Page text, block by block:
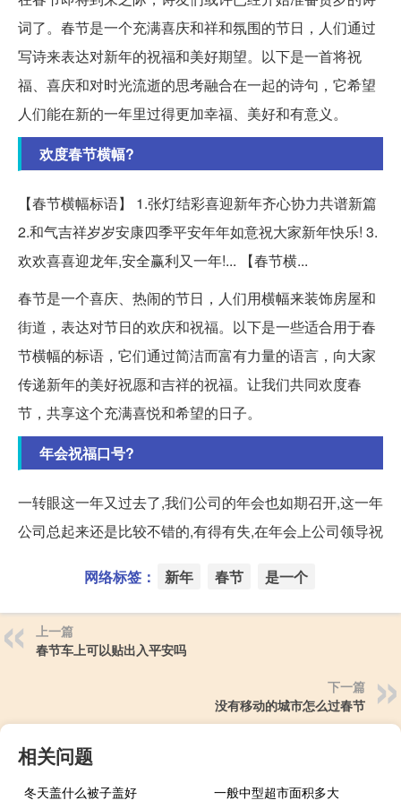
词了。春节是一个充满喜庆和祥和氛围的节日，人们通过
写诗来表达对新年的祝福和美好期望。以下是一首将祝
福、喜庆和对时光流逝的思考融合在一起的诗句，它希望
人们能在新的一年里过得更加幸福、美好和有意义。
欢度春节横幅?
【春节横幅标语】 1.张灯结彩喜迎新年齐心协力共谱新篇
2.和气吉祥岁岁安康四季平安年年如意祝大家新年快乐! 3.
欢欢喜喜迎龙年,安全赢利又一年!... 【春节横...
春节是一个喜庆、热闹的节日，人们用横幅来装饰房屋和
街道，表达对节日的欢庆和祝福。以下是一些适合用于春
节横幅的标语，它们通过简洁而富有力量的语言，向大家
传递新年的美好祝愿和吉祥的祝福。让我们共同欢度春
节，共享这个充满喜悦和希望的日子。
年会祝福口号?
一转眼这一年又过去了,我们公司的年会也如期召开,这一年
公司总起来还是比较不错的,有得有失,在年会上公司领导祝
网络标签： 新年 春节 是一个
上一篇
春节车上可以贴出入平安吗
下一篇
没有移动的城市怎么过春节
相关问题
冬天盖什么被子盖好
一般中型超市面积多大